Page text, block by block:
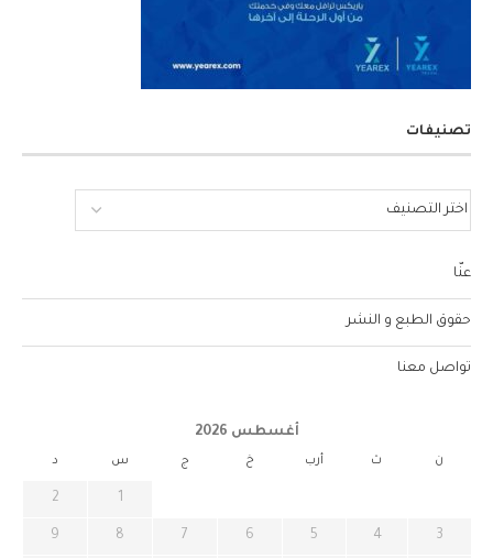
تصنيفات
عنّا
حقوق الطبع و النشر
تواصل معنا
أغسطس 2026
ن ث أرب خ ج س د
1
2
3
4
5
6
7
8
9